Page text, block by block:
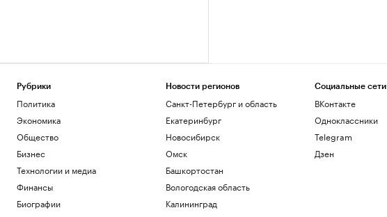
Рубрики
Политика
Экономика
Общество
Бизнес
Технологии и медиа
Финансы
Биографии
Новости регионов
Санкт-Петербург и область
Екатеринбург
Новосибирск
Омск
Башкортостан
Вологодская область
Калининград
Социальные сети
ВКонтакте
Одноклассники
Telegram
Дзен